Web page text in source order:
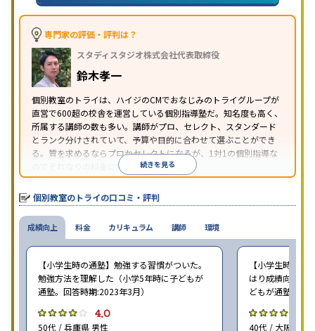
語・英会話特化対策その他科目別特化対策
特徴
中高一貫校生に対応
応
学習にPC・タブレットを利用
科目から受講可能季節講習のみの受講可
の子どもに対応
※2023年3月調査。
専門家の評価・評判は？
スタディスタジオ株式会社代表取締役
鈴木孝一
個別教室のトライは、ハイジのCMでおなじみのトライグループが
直営で600超の校舎を運営している個別指導塾だ。知名度も高く、
所属する講師の数も多い。講師がプロ、セレクト、スタンダード
とランク分けされていて、予算や目的に合わせて選ぶことができ
る。質を求めるならプロかセレクトになるが、1対1の個別指導な
のでそれなりの料金になる。続きを見る
個別教室のトライの口コミ・評判
成績向上
【小学生時の通塾】勉強する習慣がついた。
勉強方法を理解した（小学5年時に子どもが
通塾。回答時期:2023年3月）
4.0
50代 / 兵庫県 男性
【小学生時の通
はり成績向上に
どもが通塾。回
40代 / 大阪府 女
料金 カリキュラム 講師 環境